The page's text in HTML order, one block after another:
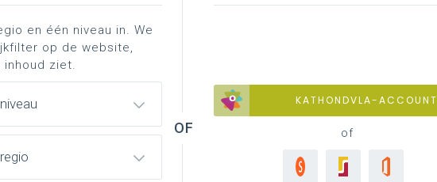
bronnen en instrumenten
KATHONDVLA-ACCOUNT
of
en één niveau in. We
op de website,
ziet.